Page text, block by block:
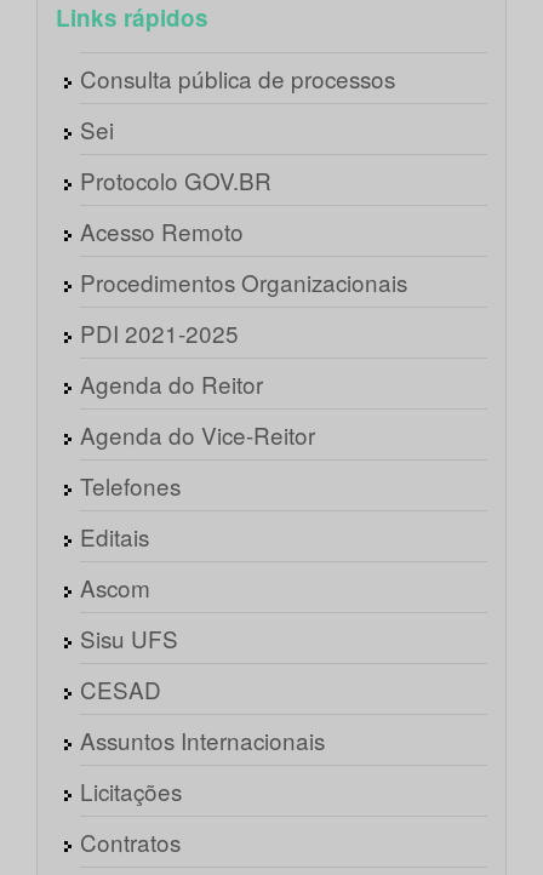
Links rápidos
Consulta pública de processos
Sei
Protocolo GOV.BR
Acesso Remoto
Procedimentos Organizacionais
PDI 2021-2025
Agenda do Reitor
Agenda do Vice-Reitor
Telefones
Editais
Ascom
Sisu UFS
CESAD
Assuntos Internacionais
Licitações
Contratos